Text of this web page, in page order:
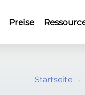
Preise
Startseite ›